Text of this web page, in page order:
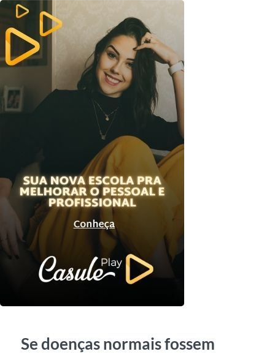
Se doenças normais fossem